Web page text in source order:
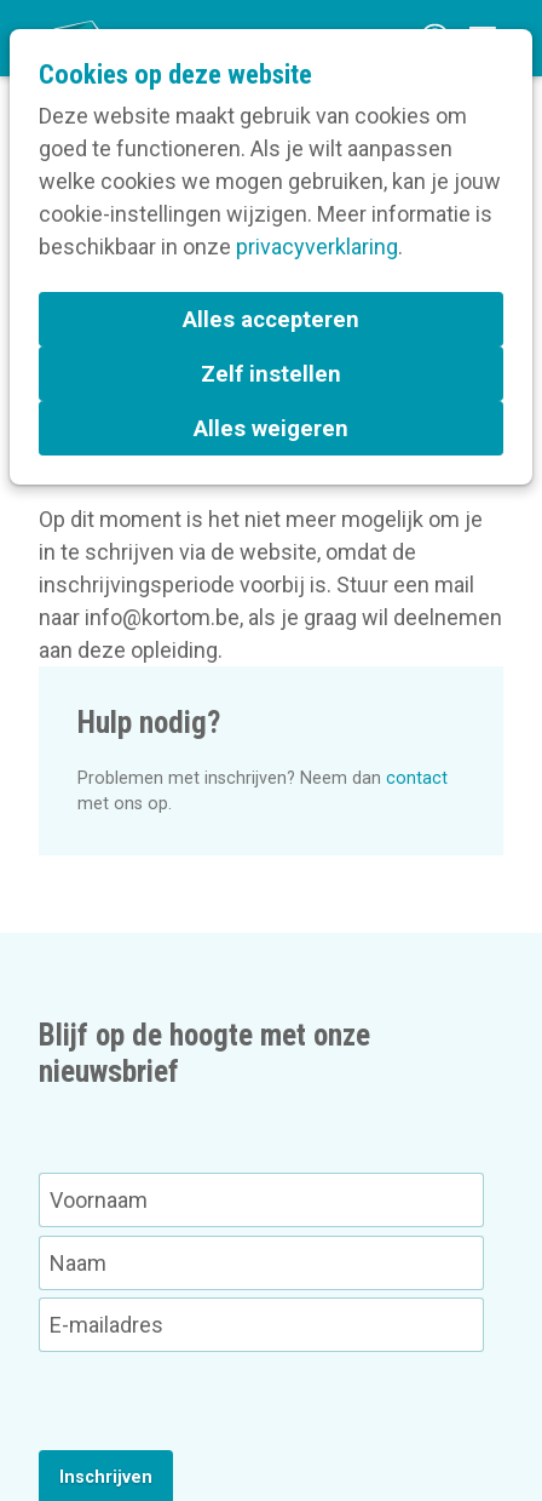
Cookies op deze website
Deze website maakt gebruik van cookies om
goed te functioneren. Als je wilt aanpassen
welke cookies we mogen gebruiken, kan je jouw
cookie-instellingen wijzigen. Meer informatie is
beschikbaar in onze privacyverklaring.
Alles accepteren
Zelf instellen
Alles weigeren
n
m
Home
Volg een opleiding
Meer over deze opleiding
Heerlijk Helderdag
dinsdag 7 oktober 2025 van 10:00 uur tot 15:45
De aanmeldperiode is voorbij
Op dit moment is het niet meer mogelijk om je
in te schrijven via de website, omdat de
inschrijvingsperiode voorbij is. Stuur een mail
naar info@kortom.be, als je graag wil deelnemen
aan deze opleiding.
Hulp nodig?
Problemen met inschrijven? Neem dan contact
met ons op.
Blijf op de hoogte met onze
nieuwsbrief
Inschrijven